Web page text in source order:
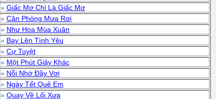
» Giấc Mơ Chỉ Là Giấc Mơ
» Căn Phòng Mưa Rơi
» Như Hoa Mùa Xuân
» Bay Lên Tình Yêu
» Cự Tuyệt
» Một Phút Giây Khác
» Nỗi Nhớ Đầy Vơi
» Ngày Tết Quê Em
» Quay Về Lối Xưa